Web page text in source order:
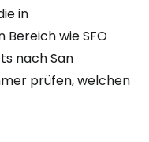
in
Bereich wie SFO
nach San
prüfen, welchen